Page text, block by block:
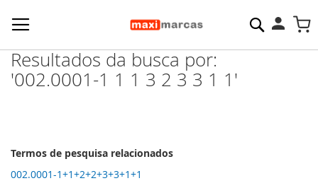
Pesquisa
Resultados da busca por:
'002.0001-1 1 1 3 2 3 3 1 1'
Termos de pesquisa relacionados
002.0001-1+1+2+2+3+3+1+1